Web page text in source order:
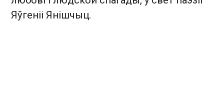
Яўгеніі Янішчыц.